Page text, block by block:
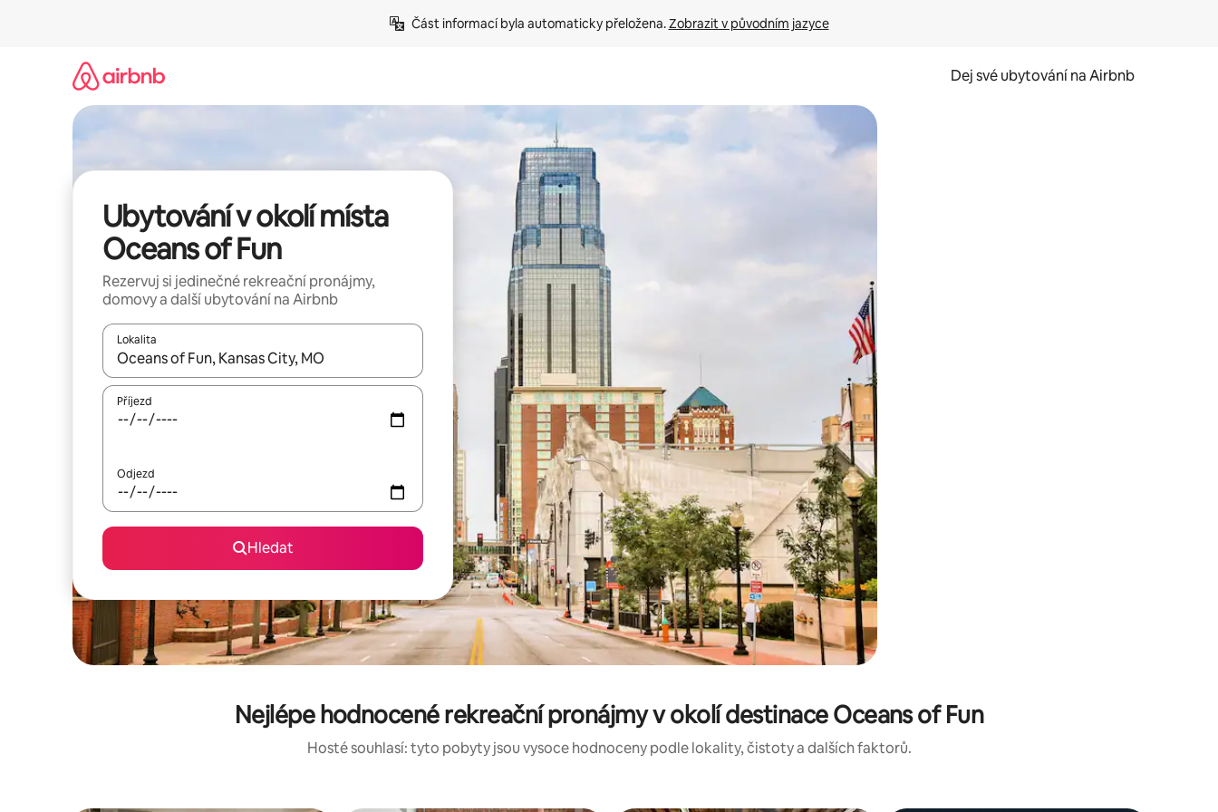
Část informací byla automaticky přeložena. Zobrazit v původním jazyce
Dej své ubytování na Airbnb
Ubytování v okolí místa
Oceans of Fun
Rezervuj si jedinečné rekreační pronájmy,
domovy a další ubytování na Airbnb
Lokalita
Až budou výsledky k dispozici, můžeš si je procházet pomocí šipek nahoru a dolů, dotykem nebo přejetím prstem.
Příjezd
Odjezd
Hledat
Nejlépe hodnocené rekreační pronájmy v okolí destinace Oceans of Fun
Hosté souhlasí: tyto pobyty jsou vysoce hodnoceny podle lokality, čistoty a dalších faktorů.